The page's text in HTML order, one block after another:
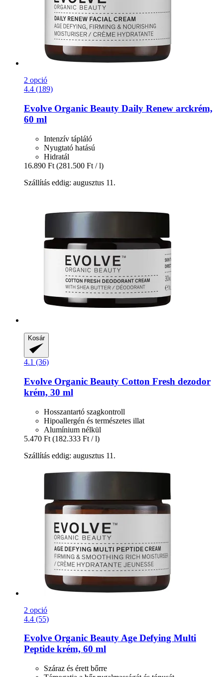
2 opció
4.4 (189)
Evolve Organic Beauty Daily Renew arckrém,
60 ml
Intenzív tápláló
Nyugtató hatású
Hidratál
16.890 Ft (281.500 Ft / l)
Szállítás eddig: augusztus 11.
Kosár
4.1 (36)
Evolve Organic Beauty Cotton Fresh dezodor
krém, 30 ml
Hosszantartó szagkontroll
Hipoallergén és természetes illat
Alumínium nélkül
5.470 Ft (182.333 Ft / l)
Szállítás eddig: augusztus 11.
2 opció
4.4 (55)
Evolve Organic BeautyAge Defying Multi
Peptide krém, 60 ml
Száraz és érett bőrre